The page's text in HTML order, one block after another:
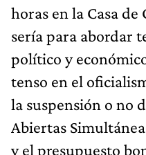
horas en la Casa
sería para abordar
político y
tenso en el
la suspensión o no
Abiertas
y el presupuesto